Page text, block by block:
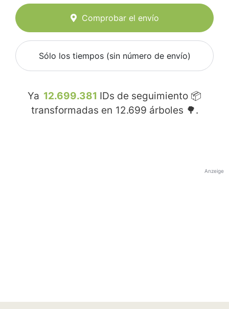
Comprobar el envío
Sólo los tiempos (sin número de envío)
Ya 12.699.381 IDs de seguimiento 📦
transformadas en 12.699 árboles 🌳.
Anzeige